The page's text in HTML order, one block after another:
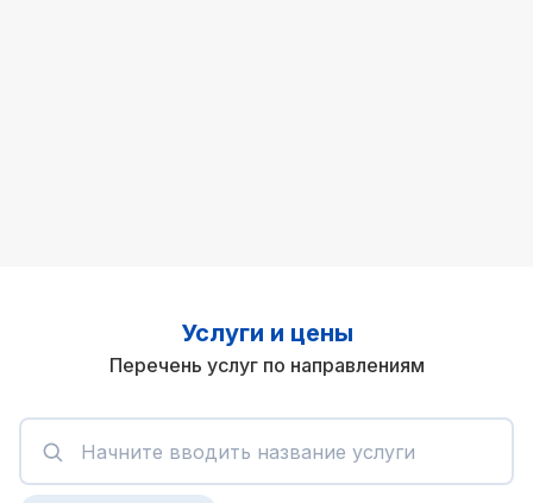
Услуги и цены
Перечень услуг по направлениям